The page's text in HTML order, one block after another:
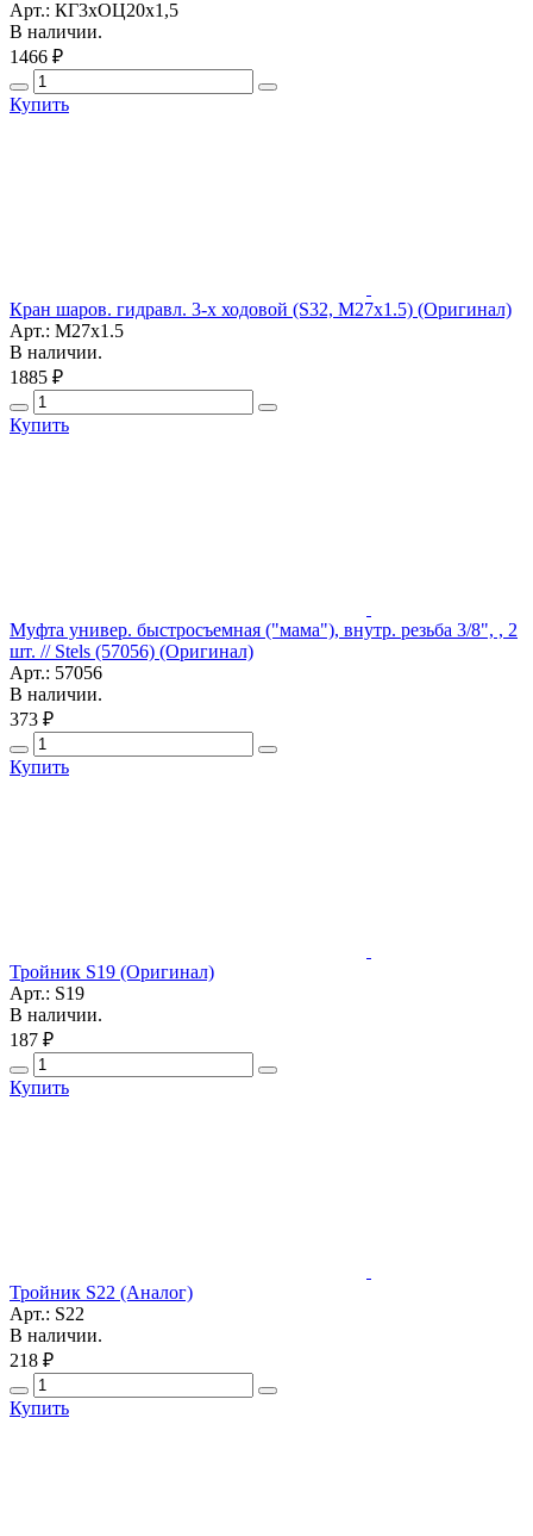
Арт.: КГ3хОЦ20х1,5
В наличии.
1466 ₽
Купить
Кран шаров. гидравл. 3-х ходовой (S32, М27х1.5) (Оригинал)
Арт.: М27х1.5
В наличии.
1885 ₽
Купить
Муфта универ. быстросъемная ("мама"), внутр. резьба 3/8", , 2
шт. // Stels (57056) (Оригинал)
Арт.: 57056
В наличии.
373 ₽
Купить
Тройник S19 (Оригинал)
Арт.: S19
В наличии.
187 ₽
Купить
Тройник S22 (Аналог)
Арт.: S22
В наличии.
218 ₽
Купить